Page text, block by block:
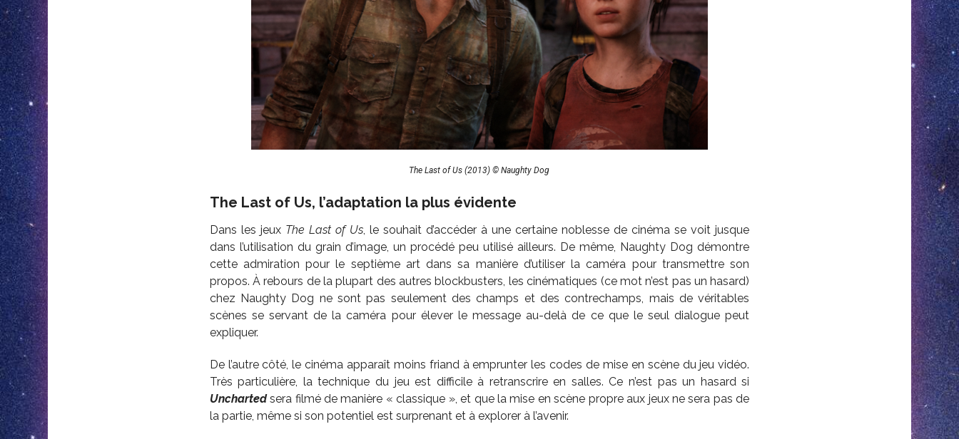
The Last of Us (2013) © Naughty Dog
The Last of Us, l’adaptation la plus évidente
Dans les jeux The Last of Us, le souhait d’accéder à une certaine noblesse de cinéma se voit jusque
dans l’utilisation du grain d’image, un procédé peu utilisé ailleurs. De même, Naughty Dog démontre
cette admiration pour le septième art dans sa manière d’utiliser la caméra pour transmettre son
propos. À rebours de la plupart des autres blockbusters, les cinématiques (ce mot n’est pas un hasard)
chez Naughty Dog ne sont pas seulement des champs et des contrechamps, mais de véritables
scènes se servant de la caméra pour élever le message au-delà de ce que le seul dialogue peut
expliquer.
De l’autre côté, le cinéma apparaît moins friand à emprunter les codes de mise en scène du jeu vidéo.
Très particulière, la technique du jeu est difficile à retranscrire en salles. Ce n’est pas un hasard si
Uncharted sera filmé de manière « classique », et que la mise en scène propre aux jeux ne sera pas de
la partie, même si son potentiel est surprenant et à explorer à l’avenir.